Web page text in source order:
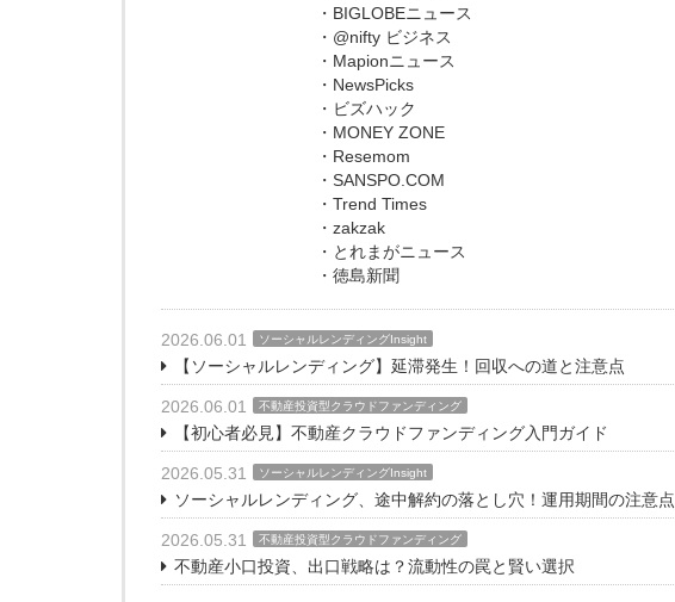
・BIGLOBEニュース
・@nifty ビジネス
・Mapionニュース
・NewsPicks
・ビズハック
・MONEY ZONE
・Resemom
・SANSPO.COM
・Trend Times
・zakzak
・とれまがニュース
・徳島新聞
2026.06.01 ソーシャルレンディングInsight
【ソーシャルレンディング】延滞発生！回収への道と注意点
2026.06.01 不動産投資型クラウドファンディング
【初心者必見】不動産クラウドファンディング入門ガイド
2026.05.31 ソーシャルレンディングInsight
ソーシャルレンディング、途中解約の落とし穴！運用期間の注意点
2026.05.31 不動産投資型クラウドファンディング
不動産小口投資、出口戦略は？流動性の罠と賢い選択